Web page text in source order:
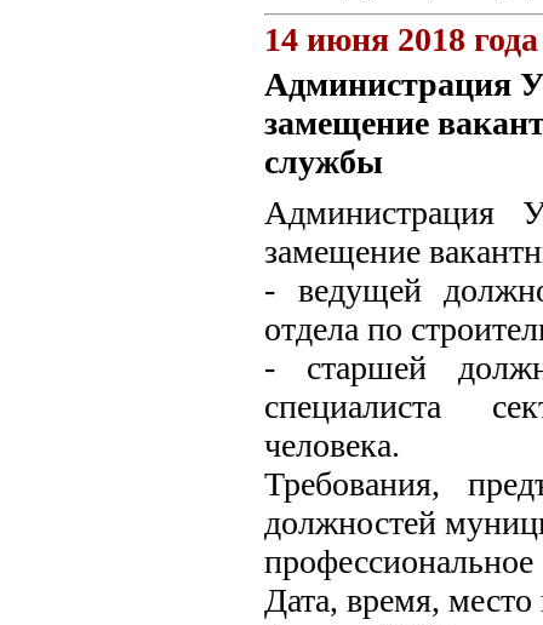
14 июня 2018 года
Администрация
замещение
службы
Администрация
замещение
- ведущей
отдела по
- старшей
специалиста
человека.
Требования,
должностей
профессиональное
Дата, время,